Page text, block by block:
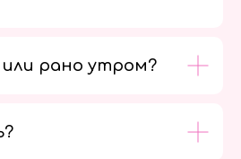
рано утром?